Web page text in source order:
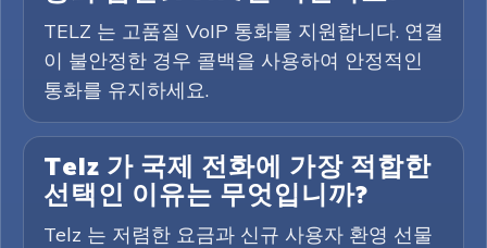
TELZ 는 고품질 VoIP 통화를 지원합니다. 연결
이 불안정한 경우 콜백을 사용하여 안정적인
통화를 유지하세요.
Telz 가 국제 전화에 가장 적합한
선택인 이유는 무엇입니까?
Telz 는 저렴한 요금과 신규 사용자 환영 선물